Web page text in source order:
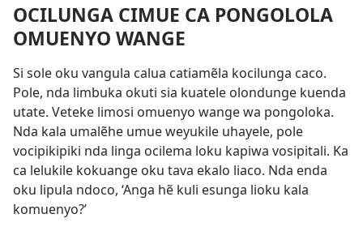
OCILUNGA CIMUE CA PONGOLOLA
OMUENYO WANGE
Si sole oku vangula calua catiamẽla kocilunga caco.
Pole, nda limbuka okuti sia kuatele olondunge kuenda
utate. Veteke limosi omuenyo wange wa pongoloka.
Nda kala umalẽhe umue weyukile uhayele, pole
vocipikipiki nda linga ocilema loku kapiwa vosipitali. Ka
ca lelukile kokuange oku tava ekalo liaco. Nda enda
oku lipula ndoco, ‘Anga hẽ kuli esunga lioku kala
komuenyo?’